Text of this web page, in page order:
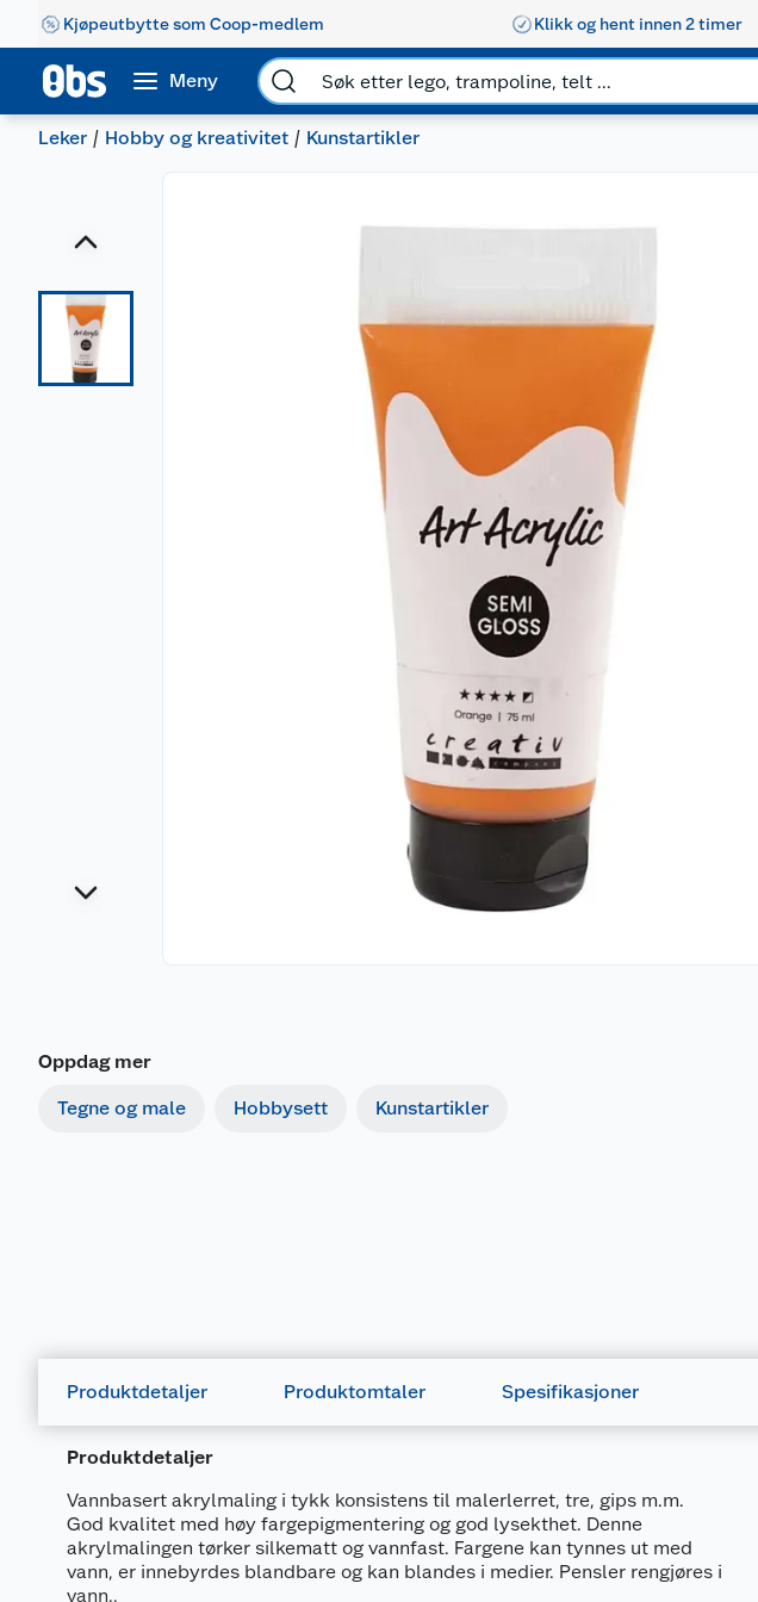
Kjøpeutbytte som Coop-medlem Klikk og hent innen 2 timer
Meny
Leker Hobby og kreativitet Kunstartikler
Oppdag mer
Tegne og male Hobbysett Kunstartikler
Produktdetaljer Produktomtaler Spesifikasjoner
Produktdetaljer
Vannbasert akrylmaling i tykk konsistens til malerlerret, tre, gips m.m.
God kvalitet med høy fargepigmentering og god lysekthet. Denne
akrylmalingen tørker silkematt og vannfast. Fargene kan tynnes ut med
vann, er innebyrdes blandbare og kan blandes i medier. Pensler rengjøres i
vann..